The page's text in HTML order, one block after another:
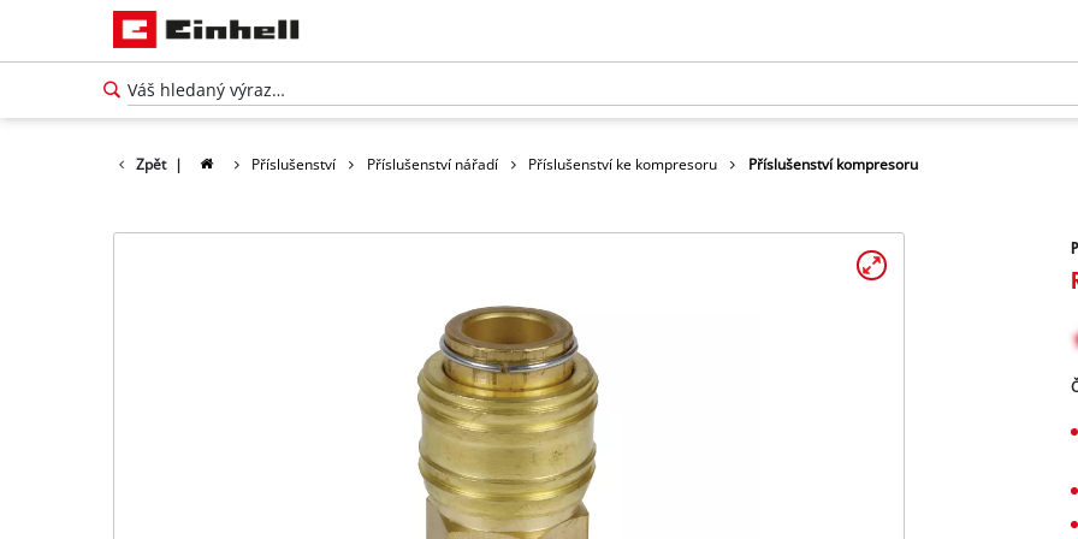
Zpět | Příslušenství Příslušenství nářadí Příslušenství ke kompresoru Příslušenství kompresoru